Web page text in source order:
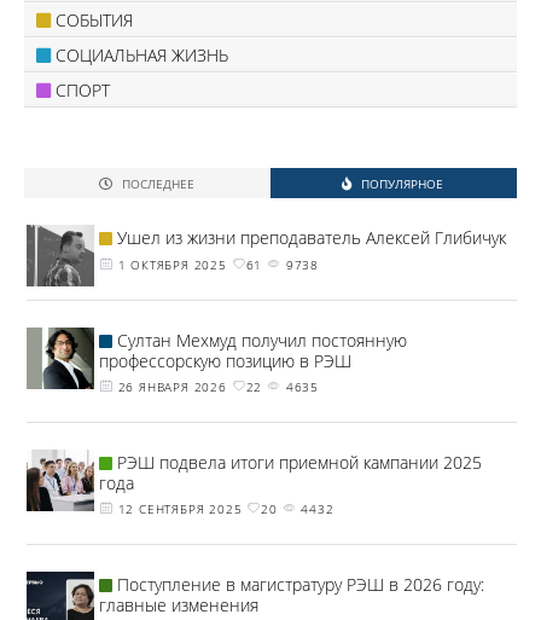
СОБЫТИЯ
СОЦИАЛЬНАЯ ЖИЗНЬ
СПОРТ
ПОСЛЕДНЕЕ ПОПУЛЯРНОЕ
Ушел из жизни преподаватель Алексей Глибичук
1 ОКТЯБРЯ 2025 61 9738
Султан Мехмуд получил постоянную
профессорскую позицию в РЭШ
26 ЯНВАРЯ 2026 22 4635
РЭШ подвела итоги приемной кампании 2025
года
12 СЕНТЯБРЯ 2025 20 4432
Поступление в магистратуру РЭШ в 2026 году:
главные изменения